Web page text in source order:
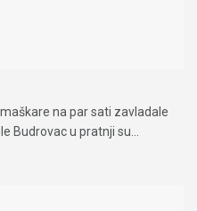
na par sati zavladale
Budrovac u pratnji su...